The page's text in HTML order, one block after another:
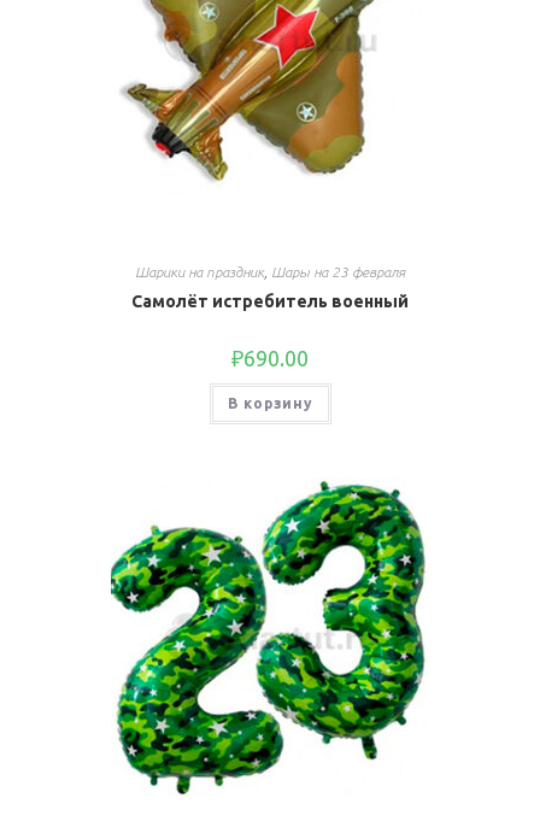
Шарики на праздник, Шары на 23 февраля
Самолёт истребитель военный
₽690.00
В корзину